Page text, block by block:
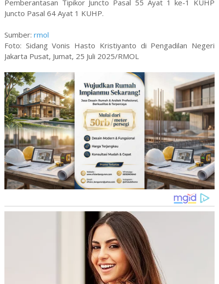
Pemberantasan Tipikor Juncto Pasal 55 Ayat 1 ke-1 KUHP
Juncto Pasal 64 Ayat 1 KUHP.
Sumber: rmol
Foto: Sidang Vonis Hasto Kristiyanto di Pengadilan Negeri
Jakarta Pusat, Jumat, 25 Juli 2025/RMOL